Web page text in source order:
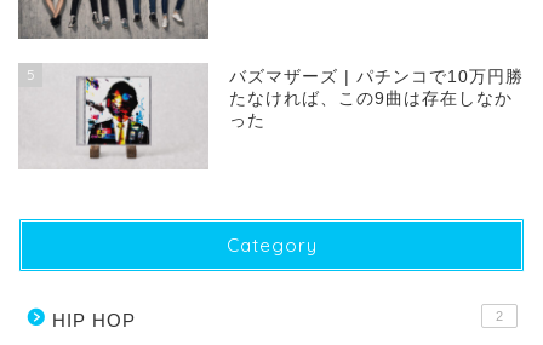
5
バズマザーズ | パチンコで10万円勝
たなければ、この9曲は存在しなか
った
Category
HIP HOP 2